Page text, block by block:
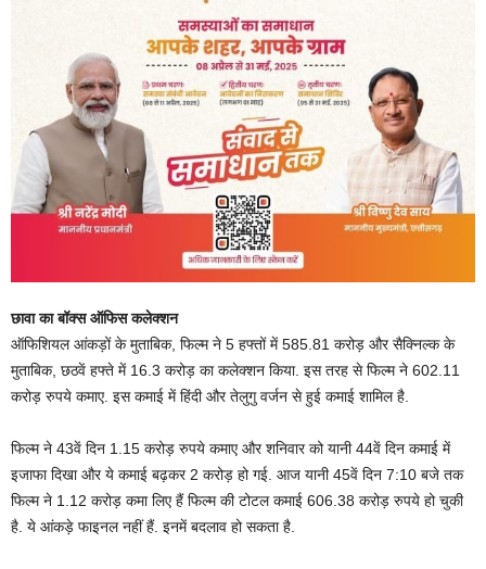
छावा का बॉक्स ऑफिस कलेक्शन
ऑफिशियल आंकड़ों के मुताबिक, फिल्म ने 5 हफ्तों में 585.81 करोड़ और सैक्निल्क के
मुताबिक, छठवें हफ्ते में 16.3 करोड़ का कलेक्शन किया. इस तरह से फिल्म ने 602.11
करोड़ रुपये कमाए. इस कमाई में हिंदी और तेलुगु वर्जन से हुई कमाई शामिल है.
फिल्म ने 43वें दिन 1.15 करोड़ रुपये कमाए और शनिवार को यानी 44वें दिन कमाई में
इजाफा दिखा और ये कमाई बढ़कर 2 करोड़ हो गई. आज यानी 45वें दिन 7:10 बजे तक
फिल्म ने 1.12 करोड़ कमा लिए हैं फिल्म की टोटल कमाई 606.38 करोड़ रुपये हो चुकी
है. ये आंकड़े फाइनल नहीं हैं. इनमें बदलाव हो सकता है.